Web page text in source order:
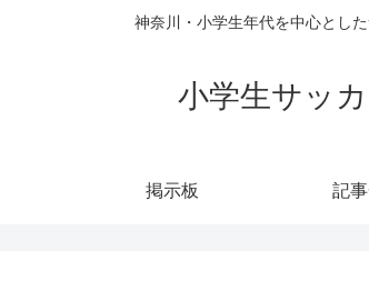
神奈川・小学生年代を中心とし
小学生サッ
掲示板 記